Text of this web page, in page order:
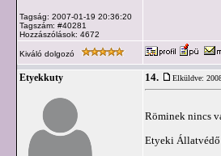
Tagság: 2007-01-19 20:36:20
Tagszám: #40281
Hozzászólások: 4672
Kiváló dolgozó
Etyekkuty 14. Elküldve:
Röminek nincs
Etyeki Állatvédő